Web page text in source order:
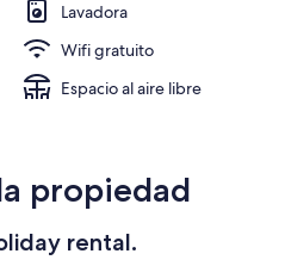
Lavadora
Wifi gratuito
Espacio al aire libre
propiedad
rental.